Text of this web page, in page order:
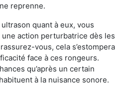
reprenne.
ultrason quant à eux, vous
action perturbatrice dès les
vous, cela s’estompera
face à ces rongeurs.
qu’après un certain
à la nuisance sonore.